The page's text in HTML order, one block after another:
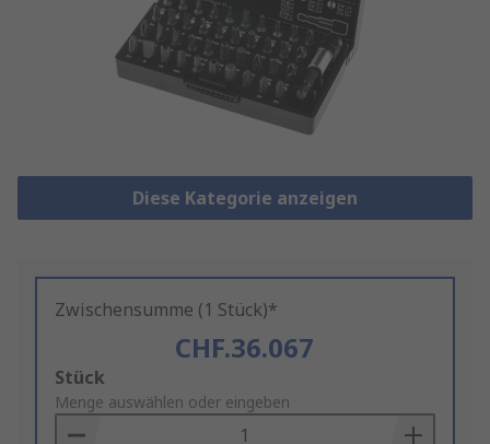
Diese Kategorie anzeigen
Zwischensumme (1 Stück)*
CHF.36.067
Add
to
Basket
Stück
Menge auswählen oder eingeben